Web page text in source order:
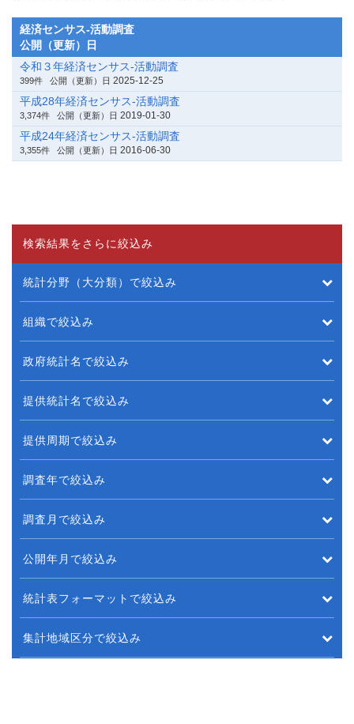
経済センサス‐活動調査
公開（更新）日
令和３年経済センサス‐活動調査
399件 公開（更新）日 2025-12-25
平成28年経済センサス‐活動調査
3,374件 公開（更新）日 2019-01-30
平成24年経済センサス‐活動調査
3,355件 公開（更新）日 2016-06-30
検索結果をさらに絞込み
統計分野（大分類）で絞込み
組織で絞込み
政府統計名で絞込み
提供統計名で絞込み
提供周期で絞込み
調査年で絞込み
調査月で絞込み
公開年月で絞込み
統計表フォーマットで絞込み
集計地域区分で絞込み